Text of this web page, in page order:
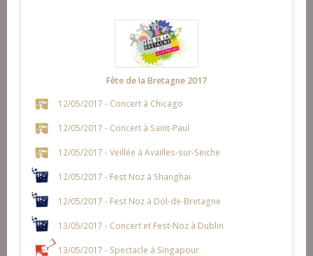
Fête de la Bretagne 2017
12/05/2017 - Concert à Chicago
12/05/2017 - Concert à Saint-Paul
12/05/2017 - Veillée à Availles-sur-Seiche
12/05/2017 - Fest Noz à Shanghai
12/05/2017 - Fest Noz à Dol-de-Bretagne
13/05/2017 - Concert et Fest-Noz à Dublin
13/05/2017 - Spectacle à Singapour